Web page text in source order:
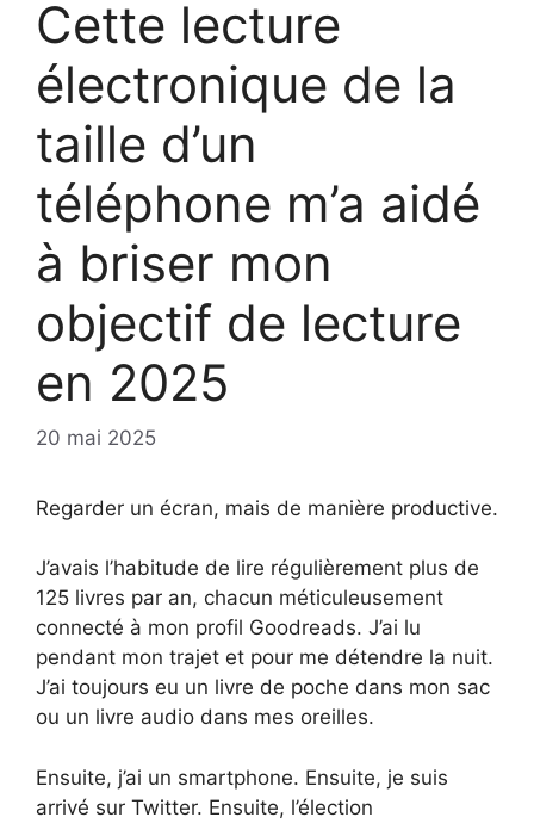
Cette lecture
électronique de la
taille d’un
téléphone m’a aidé
à briser mon
objectif de lecture
en 2025
20 mai 2025
Regarder un écran, mais de manière productive.
J’avais l’habitude de lire régulièrement plus de
125 livres par an, chacun méticuleusement
connecté à mon profil Goodreads. J’ai lu
pendant mon trajet et pour me détendre la nuit.
J’ai toujours eu un livre de poche dans mon sac
ou un livre audio dans mes oreilles.
Ensuite, j’ai un smartphone. Ensuite, je suis
arrivé sur Twitter. Ensuite, l’élection